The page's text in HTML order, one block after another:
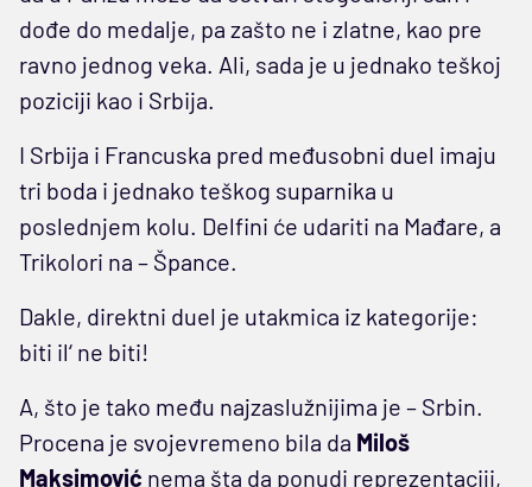
dođe do medalje, pa zašto ne i zlatne, kao pre
ravno jednog veka. Ali, sada je u jednako teškoj
poziciji kao i Srbija.
I Srbija i Francuska pred međusobni duel imaju
tri boda i jednako teškog suparnika u
poslednjem kolu. Delfini će udariti na Mađare, a
Trikolori na – Špance.
Dakle, direktni duel je utakmica iz kategorije:
biti il‘ ne biti!
A, što je tako među najzaslužnijima je – Srbin.
Procena je svojevremeno bila da Miloš
Maksimović nema šta da ponudi reprezentaciji,